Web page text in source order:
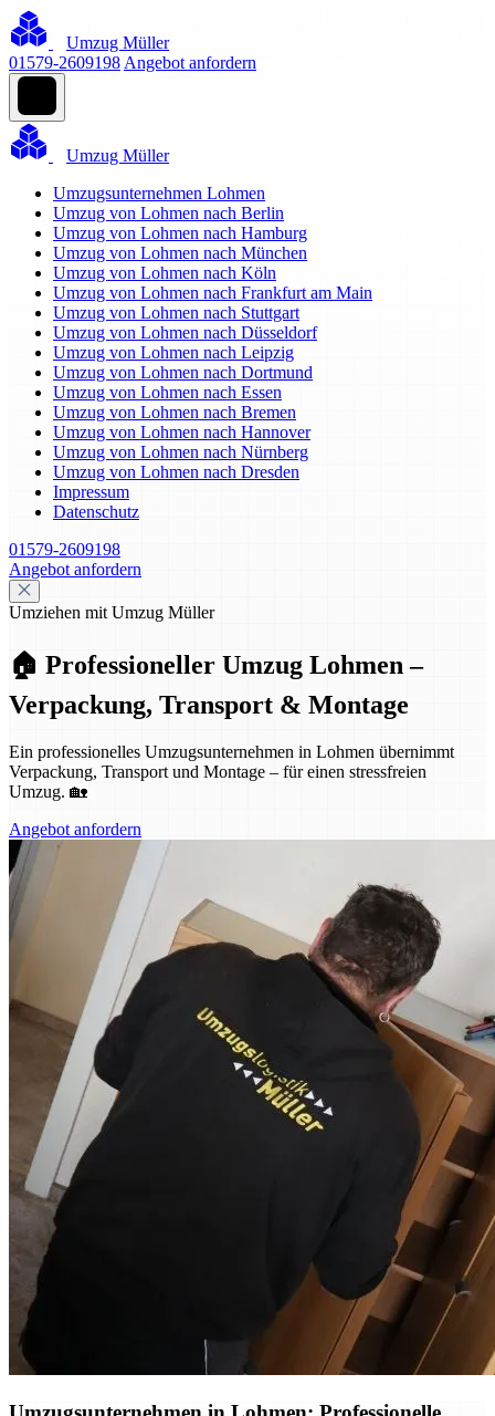
Umzug Müller
01579-2609198 Angebot anfordern
Umzug Müller
Umzugsunternehmen Lohmen
Umzug von Lohmen nach Berlin
Umzug von Lohmen nach Hamburg
Umzug von Lohmen nach München
Umzug von Lohmen nach Köln
Umzug von Lohmen nach Frankfurt am Main
Umzug von Lohmen nach Stuttgart
Umzug von Lohmen nach Düsseldorf
Umzug von Lohmen nach Leipzig
Umzug von Lohmen nach Dortmund
Umzug von Lohmen nach Essen
Umzug von Lohmen nach Bremen
Umzug von Lohmen nach Hannover
Umzug von Lohmen nach Nürnberg
Umzug von Lohmen nach Dresden
Impressum
Datenschutz
01579-2609198
Angebot anfordern
Umziehen mit Umzug Müller
🏠 Professioneller Umzug Lohmen –
Verpackung, Transport & Montage
Ein professionelles Umzugsunternehmen in Lohmen übernimmt
Verpackung, Transport und Montage – für einen stressfreien
Umzug. 🏡
Angebot anfordern